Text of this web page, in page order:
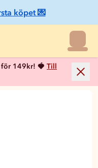
köpet 💌
149kr! 🍓 Till